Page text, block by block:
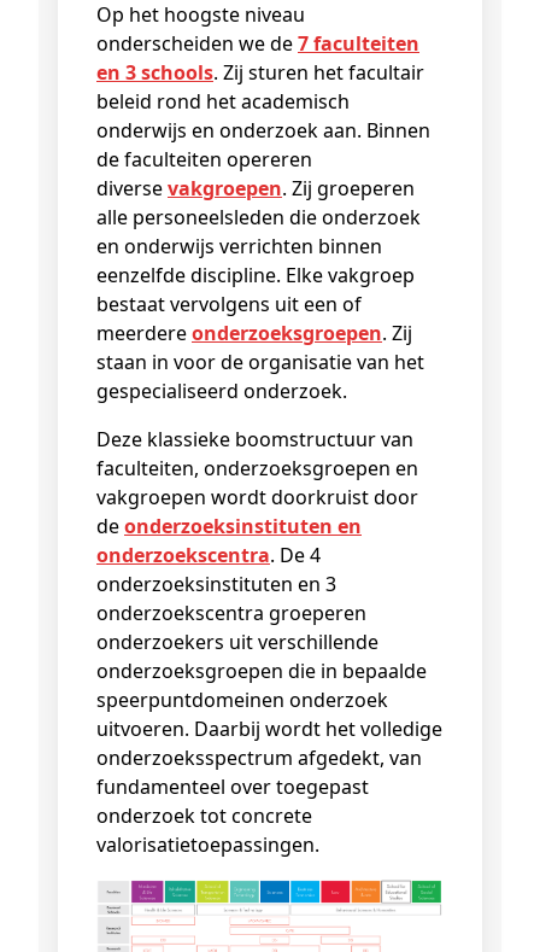
Op het hoogste niveau
onderscheiden we de7 faculteiten
en 3 schools. Zij sturen het facultair
beleid rond het academisch
onderwijs en onderzoek aan. Binnen
de faculteiten opereren
diversevakgroepen. Zij groeperen
alle personeelsleden die onderzoek
en onderwijs verrichten binnen
eenzelfde discipline. Elke vakgroep
bestaat vervolgens uit een of
meerdereonderzoeksgroepen. Zij
staan in voor de organisatie van het
gespecialiseerd onderzoek.
Deze klassieke boomstructuur van
faculteiten, onderzoeksgroepen en
vakgroepen wordt doorkruist door
deonderzoeksinstituten en
onderzoekscentra. De 4
onderzoeksinstituten en 3
onderzoekscentra groeperen
onderzoekers uit verschillende
onderzoeksgroepen die in bepaalde
speerpuntdomeinen onderzoek
uitvoeren. Daarbij wordt het volledige
onderzoeksspectrum afgedekt, van
fundamenteel over toegepast
onderzoek tot concrete
valorisatietoepassingen.